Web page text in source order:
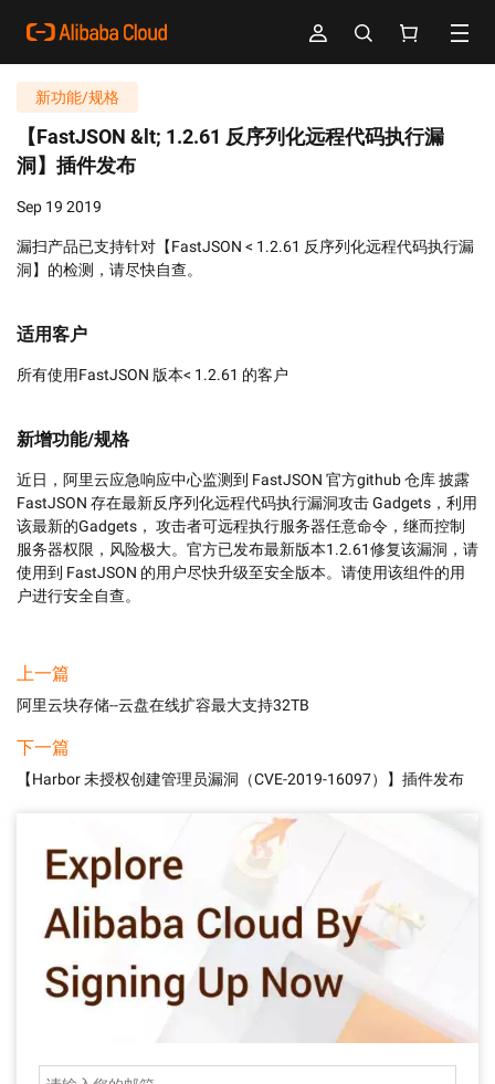
新功能/规格
【FastJSON &lt; 1.2.61 反序列化远程代码执行漏
洞】插件发布
Sep 19 2019
漏扫产品已支持针对【FastJSON < 1.2.61 反序列化远程代码执行漏
洞】的检测，请尽快自查。
适用客户
所有使用FastJSON 版本< 1.2.61 的客户
新增功能/规格
近日，阿里云应急响应中心监测到 FastJSON 官方github 仓库 披露
FastJSON 存在最新反序列化远程代码执行漏洞攻击 Gadgets，利用
该最新的Gadgets， 攻击者可远程执行服务器任意命令，继而控制
服务器权限，风险极大。官方已发布最新版本1.2.61修复该漏洞，请
使用到 FastJSON 的用户尽快升级至安全版本。请使用该组件的用
户进行安全自查。
上一篇
阿里云块存储--云盘在线扩容最大支持32TB
下一篇
【Harbor 未授权创建管理员漏洞（CVE-2019-16097）】插件发布